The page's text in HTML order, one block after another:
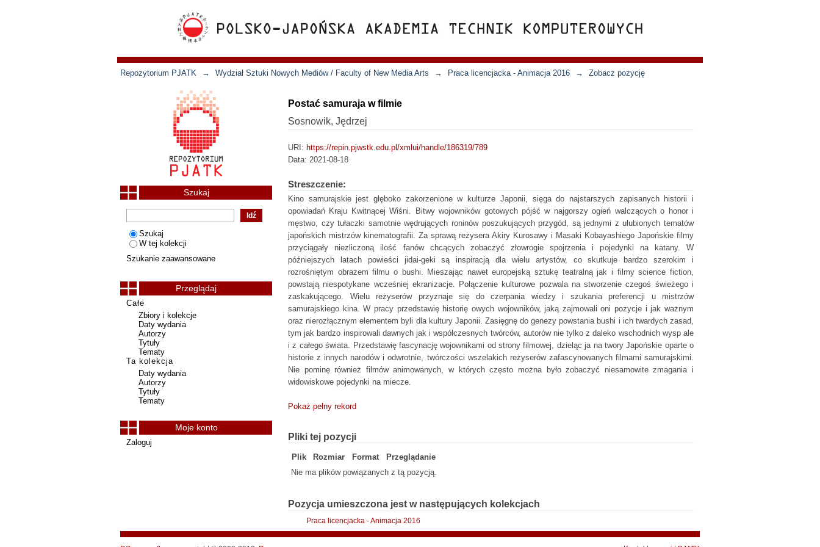
Repozytorium PJATK → Wydział Sztuki Nowych Mediów / Faculty of New Media Arts → Praca licencjacka - Animacja 2016 → Zobacz pozycję
Postać samuraja w filmie
Sosnowik, Jędrzej
URI: https://repin.pjwstk.edu.pl/xmlui/handle/186319/789
Data: 2021-08-18
Streszczenie:
Kino samurajskie jest głęboko zakorzenione w kulturze Japonii, sięga do najstarszych zapisanych historii i
opowiadań Kraju Kwitnącej Wiśni. Bitwy wojowników gotowych pójść w najgorszy ogień walczących o honor i
męstwo, czy tułaczki samotnie wędrujących roninów poszukujących przygód, są jednymi z ulubionych tematów
japońskich mistrzów kinematografii. Za sprawą reżysera Akiry Kurosawy i Masaki Kobayashiego Japońskie filmy
przyciągały niezliczoną ilość fanów chcących zobaczyć złowrogie spojrzenia i pojedynki na katany. W
późniejszych latach powieści jidai-geki są inspiracją dla wielu artystów, co skutkuje bardzo szerokim i
rozrośniętym obrazem filmu o bushi. Mieszając nawet europejską sztukę teatralną jak i filmy science fiction,
powstają niespotykane wcześniej ekranizacje. Połączenie kulturowe pozwala na stworzenie czegoś świeżego i
zaskakującego. Wielu reżyserów przyznaje się do czerpania wiedzy i szukania preferencji u mistrzów
samurajskiego kina. W pracy przedstawię historię owych wojowników, jaką zajmowali oni pozycje i jak ważnym
oraz nierozłącznym elementem byli dla kultury Japonii. Zasięgnę do genezy powstania bushi i ich twardych zasad,
tym jak bardzo inspirowali dawnych jak i współczesnych twórców, autorów nie tylko z daleko wschodnich wysp ale
i z całego świata. Przedstawię fascynację wojownikami od strony filmowej, dzieląc ja na twory Japońskie oparte o
historie z innych narodów i odwrotnie, twórczości wszelakich reżyserów zafascynowanych filmami samurajskimi.
Nie pominę również filmów animowanych, w których często można było zobaczyć niesamowite zmagania i
widowiskowe pojedynki na miecze.
Pokaż pełny rekord
Pliki tej pozycji
Plik Rozmiar Format
Przeglądanie
Nie ma plików powiązanych z tą pozycją.
Pozycja umieszczona jest w następujących kolekcjach
Praca licencjacka - Animacja 2016
Szukaj
Szukaj
W tej kolekcji
Szukanie zaawansowane
Przeglądaj
Całe
Zbiory i kolekcje
Daty wydania
Autorzy
Tytuły
Tematy
Ta kolekcja
Daty wydania
Autorzy
Tytuły
Tematy
Moje konto
Zaloguj